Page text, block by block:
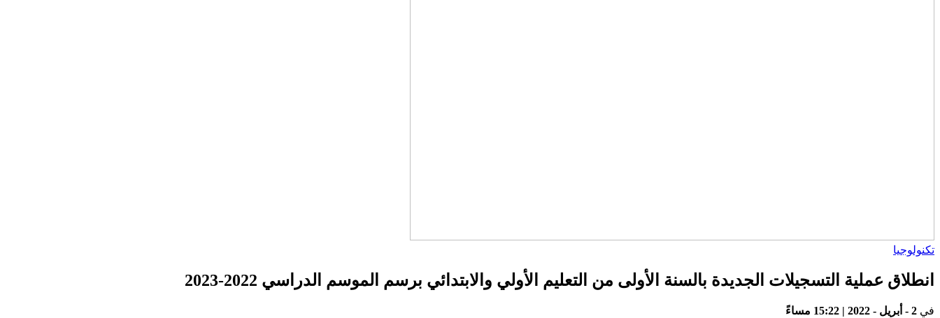
تكنولوجيا
انطلاق عملية التسجيلات الجديدة بالسنة الأولى من التعليم الأولي والابتدائي برسم الموسم الدراسي 2022-2023
في 2 - أبريل - 2022 | 15:22 مساءً